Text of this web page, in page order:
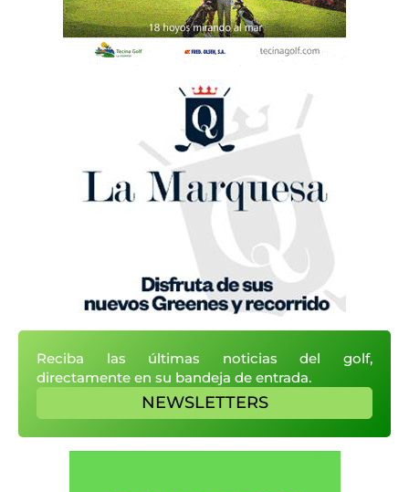
Reciba las últimas noticias del golf,
directamente en su bandeja de entrada.
NEWSLETTERS